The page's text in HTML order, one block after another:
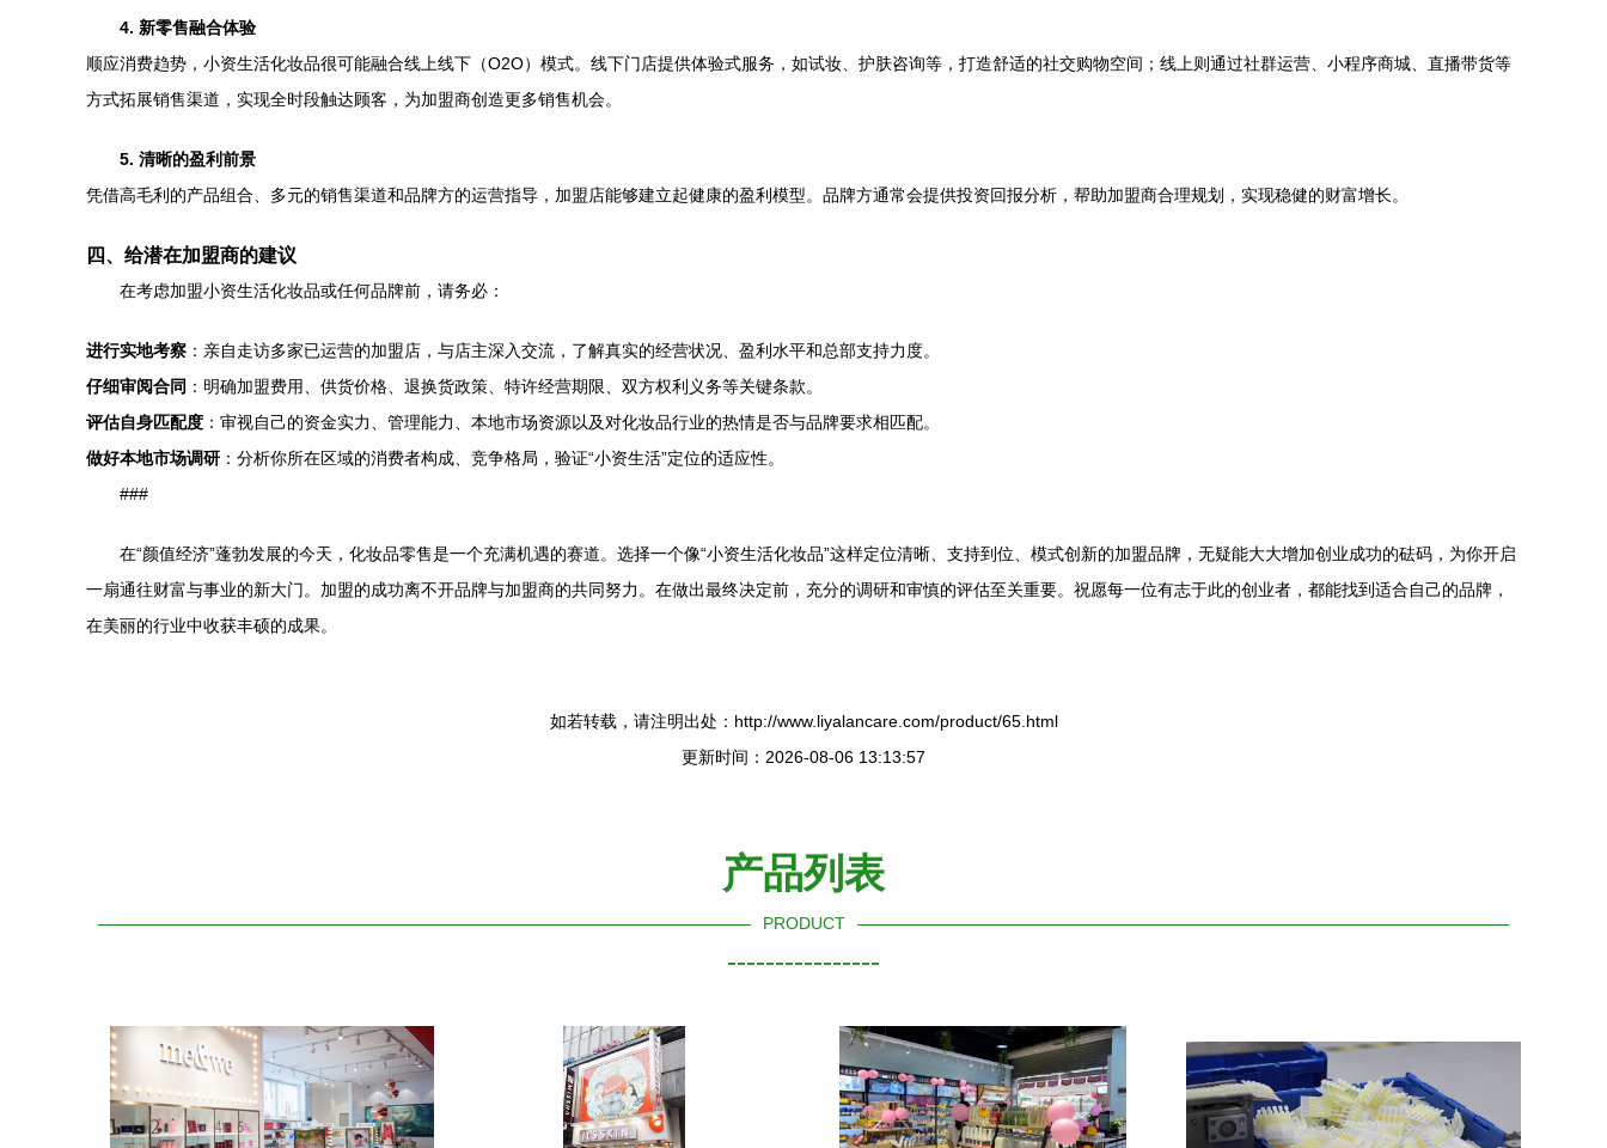
4. 新零售融合体验
顺应消费趋势，小资生活化妆品很可能融合线上线下（O2O）模式。线下门店提供体验式服务，如试妆、护肤咨询等，打造舒适的社交购物空间；线上则通过社群运营、小程序商城、直播带货等
方式拓展销售渠道，实现全时段触达顾客，为加盟商创造更多销售机会。
5. 清晰的盈利前景
凭借高毛利的产品组合、多元的销售渠道和品牌方的运营指导，加盟店能够建立起健康的盈利模型。品牌方通常会提供投资回报分析，帮助加盟商合理规划，实现稳健的财富增长。
四、给潜在加盟商的建议
在考虑加盟小资生活化妆品或任何品牌前，请务必：
进行实地考察 ：亲自走访多家已运营的加盟店，与店主深入交流，了解真实的经营状况、盈利水平和总部支持力度。
仔细审阅合同 ：明确加盟费用、供货价格、退换货政策、特许经营期限、双方权利义务等关键条款。
评估自身匹配度 ：审视自己的资金实力、管理能力、本地市场资源以及对化妆品行业的热情是否与品牌要求相匹配。
做好本地市场调研 ：分析你所在区域的消费者构成、竞争格局，验证“小资生活”定位的适应性。
###
在“颜值经济”蓬勃发展的今天，化妆品零售是一个充满机遇的赛道。选择一个像“小资生活化妆品”这样定位清晰、支持到位、模式创新的加盟品牌，无疑能大大增加创业成功的砝码，为你开启
一扇通往财富与事业的新大门。加盟的成功离不开品牌与加盟商的共同努力。在做出最终决定前，充分的调研和审慎的评估至关重要。祝愿每一位有志于此的创业者，都能找到适合自己的品牌，
在美丽的行业中收获丰硕的成果。
如若转载，请注明出处：http://www.liyalancare.com/product/65.html
更新时间：2026-08-06 13:13:57
产品列表
PRODUCT
----------------